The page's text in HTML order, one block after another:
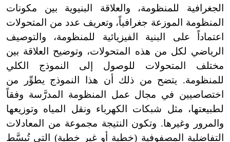
الجغرافية للمنظومة، والعلاقة البنيوية بين مكونات
المنظومة الموزعة جغرافياً، وتعريف عدد من المتحولات
اعتماداً على البنية الفيزيائية للمنظومة، والتوصيف
الرياضي لكل من هذه المتحولات، وتوضيح العلاقة بين
مختلف المتحولات للوصول إلى النموذج الكلي
للمنظومة. يتضح من ذلك أن هذا النموذج يطوِّر من
اختصاصيين في مجال عمل المنظومة المدرَّسة وفقاً
لطبيعتها، مثل شبكات الكهرباء ونقل المياه وتوزيعها
والمرور وغيرها. وتكون النتيجة مجموعة من المعادلات
التفاضلية المصفوفية (خطية أو غير خطية) التي تُبسَّط